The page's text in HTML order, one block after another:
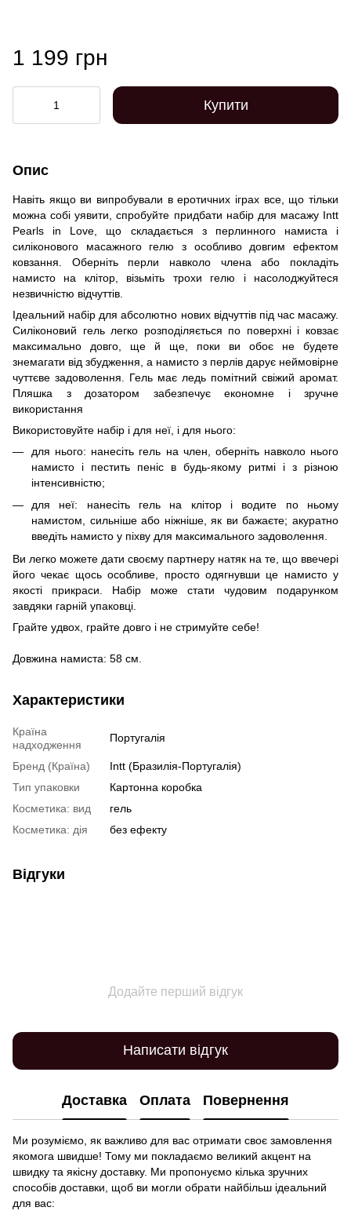
1 199 грн
Купити
Опис
Навіть якщо ви випробували в еротичних іграх все, що тільки
можна собі уявити, спробуйте придбати набір для масажу Intt
Pearls in Love, що складається з перлинного намиста і
силіконового масажного гелю з особливо довгим ефектом
ковзання. Оберніть перли навколо члена або покладіть
намисто на клітор, візьміть трохи гелю і насолоджуйтеся
незвичністю відчуттів.
Ідеальний набір для абсолютно нових відчуттів під час масажу.
Силіконовий гель легко розподіляється по поверхні і ковзає
максимально довго, ще й ще, поки ви обоє не будете
знемагати від збудження, а намисто з перлів дарує неймовірне
чуттєве задоволення. Гель має ледь помітний свіжий аромат.
Пляшка з дозатором забезпечує економне і зручне
використання
Використовуйте набір і для неї, і для нього:
для нього: нанесіть гель на член, оберніть навколо нього
намисто і пестить пеніс в будь-якому ритмі і з різною
інтенсивністю;
для неї: нанесіть гель на клітор і водите по ньому
намистом, сильніше або ніжніше, як ви бажаєте; акуратно
введіть намисто у піхву для максимального задоволення.
Ви легко можете дати своєму партнеру натяк на те, що ввечері
його чекає щось особливе, просто одягнувши це намисто у
якості прикраси. Набір може стати чудовим подарунком
завдяки гарній упаковці.
Грайте удвох, грайте довго і не стримуйте себе!
Довжина намиста: 58 см.
Характеристики
Країна
надходження
Португалія
Бренд (Країна)
Intt (Бразилія-Португалія)
Тип упаковки
Картонна коробка
Косметика: вид
гель
Косметика: дія
без ефекту
Відгуки
Додайте перший відгук
Написати відгук
Доставка Оплата Повернення
Ми розуміємо, як важливо для вас отримати своє замовлення
якомога швидше! Тому ми покладаємо великий акцент на
швидку та якісну доставку. Ми пропонуємо кілька зручних
способів доставки, щоб ви могли обрати найбільш ідеальний
для вас: